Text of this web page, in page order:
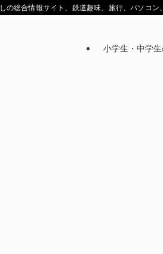
の総合情報サイト、鉄道趣味、旅行、パソコン
小学生・中学